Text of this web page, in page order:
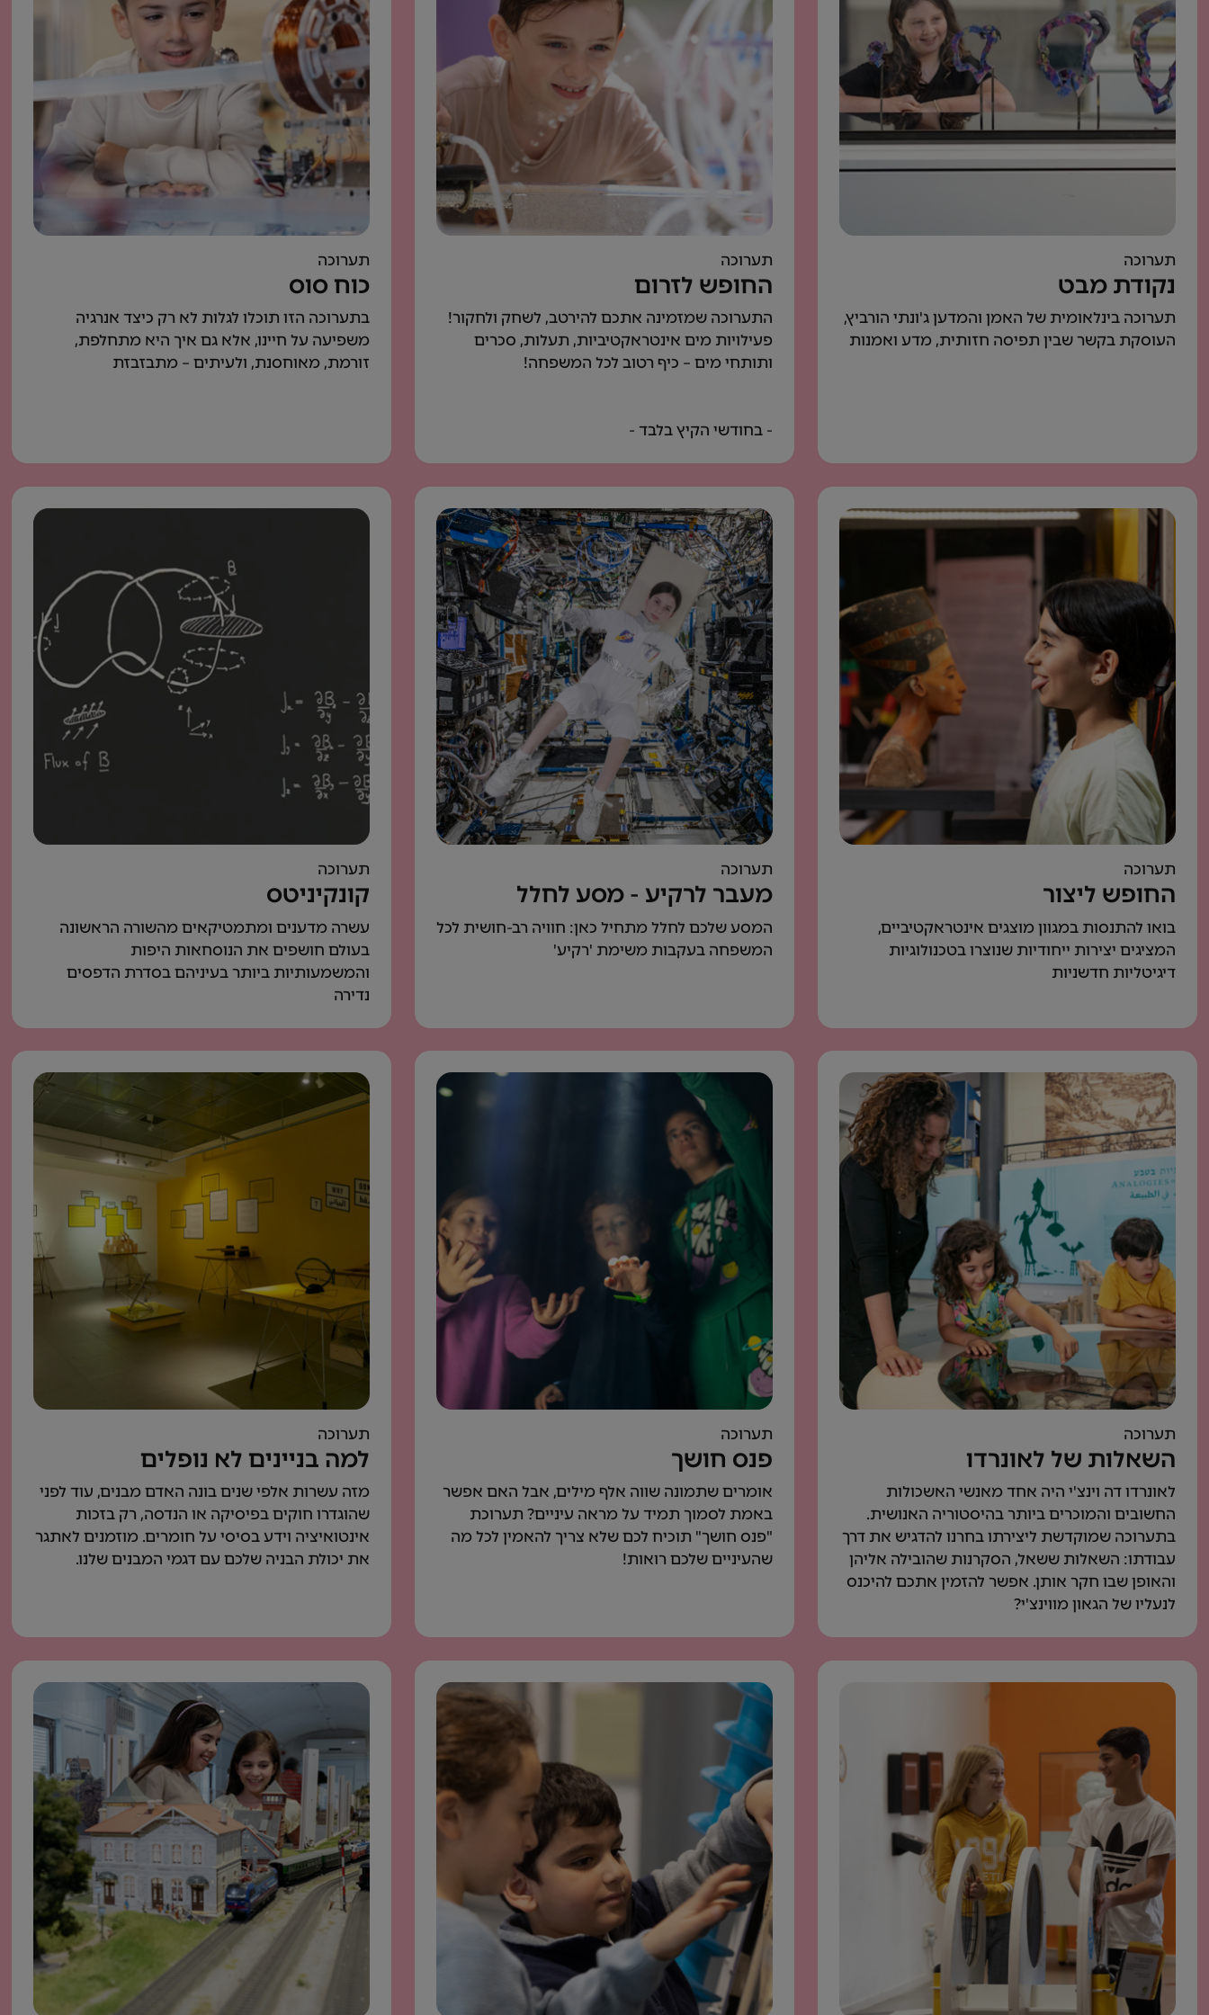
תערוכה
נקודת מבט
תערוכה בינלאומית של האמן והמדען ג'ונתי הורביץ,
העוסקת בקשר שבין תפיסה חזותית, מדע ואמנות
תערוכה
החופש לזרום
התערוכה שמזמינה אתכם להירטב, לשחק ולחקור!
פעילויות מים אינטראקטיביות, תעלות, סכרים
ותותחי מים – כיף רטוב לכל המשפחה!
- בחודשי הקיץ בלבד -
תערוכה
כוח סוס
בתערוכה הזו תוכלו לגלות לא רק כיצד אנרגיה
משפיעה על חיינו, אלא גם איך היא מתחלפת,
זורמת, מאוחסנת, ולעיתים – מתבזבזת
תערוכה
החופש ליצור
בואו להתנסות במגוון מוצגים אינטראקטיביים,
המציגים יצירות ייחודיות שנוצרו בטכנולוגיות
דיגיטליות חדשניות
תערוכה
מעבר לרקיע - מסע לחלל
המסע שלכם לחלל מתחיל כאן: חוויה רב-חושית לכל
המשפחה בעקבות משימת 'רקיע'
תערוכה
קונקיניטס
עשרה מדענים ומתמטיקאים מהשורה הראשונה
בעולם חושפים את הנוסחאות היפות
והמשמעותיות ביותר בעיניהם בסדרת הדפסים
נדירה
תערוכה
השאלות של לאונרדו
לאונרדו דה וינצ'י היה אחד מאנשי האשכולות
החשובים והמוכרים ביותר בהיסטוריה האנושית.
בתערוכה שמוקדשת ליצירתו בחרנו להדגיש את דרך
עבודתו: השאלות ששאל, הסקרנות שהובילה אליהן
והאופן שבו חקר אותן. אפשר להזמין אתכם להיכנס
לנעליו של הגאון מווינצ'י?
תערוכה
פנס חושך
אומרים שתמונה שווה אלף מילים, אבל האם אפשר
באמת לסמוך תמיד על מראה עיניים? תערוכת
"פנס חושך" תוכיח לכם שלא צריך להאמין לכל מה
שהעיניים שלכם רואות!
תערוכה
למה בניינים לא נופלים
מזה עשרות אלפי שנים בונה האדם מבנים, עוד לפני
שהוגדרו חוקים בפיסיקה או הנדסה, רק בזכות
אינטואיציה וידע בסיסי על חומרים. מוזמנים לאתגר
את יכולת הבניה שלכם עם דגמי המבנים שלנו.